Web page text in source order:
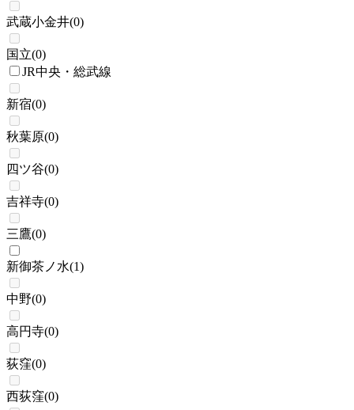
武蔵小金井(0)
国立(0)
JR中央・総武線
新宿(0)
秋葉原(0)
四ツ谷(0)
吉祥寺(0)
三鷹(0)
新御茶ノ水(1)
中野(0)
高円寺(0)
荻窪(0)
西荻窪(0)